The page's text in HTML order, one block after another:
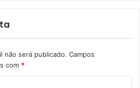
não será publicado. Campos
com *